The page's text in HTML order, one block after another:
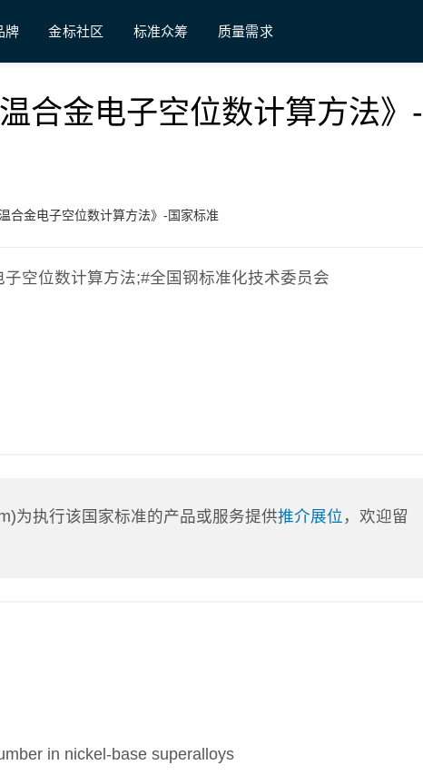
牌 金标社区 标准众筹 质量需求
合金电子空位数计算方法》-
合金电子空位数计算方法》-国家标准
空位数计算方法;#全国钢标准化技术委员会
为执行该国家标准的产品或服务提供推介展位 ，欢迎留
in nickel-base superalloys